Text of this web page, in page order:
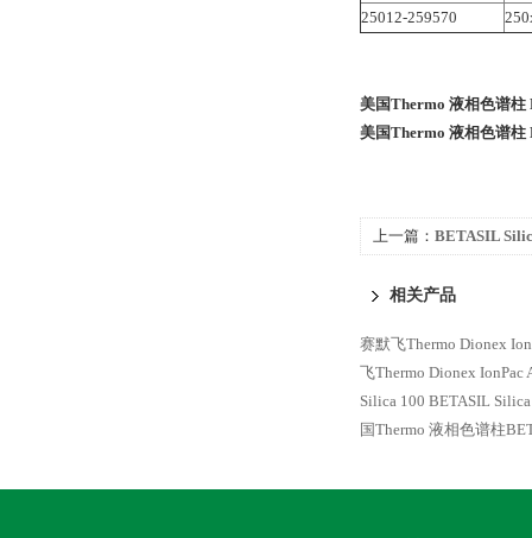
25012-259570
美国Thermo 液相色谱
美国Thermo 液相色谱
上一篇： BETASIL
相关产品
赛默飞Thermo Dionex
飞Thermo Dionex IonPac
Silica 100 BETASIL
国Thermo 液相色谱柱